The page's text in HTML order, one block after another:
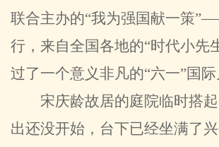
联合主办的“我为强国献一策
行，来自全国各地的“时代小先
过了一个意义非凡的“六一”国际
宋庆龄故居的庭院临时搭起
出还没开始，台下已经坐满了